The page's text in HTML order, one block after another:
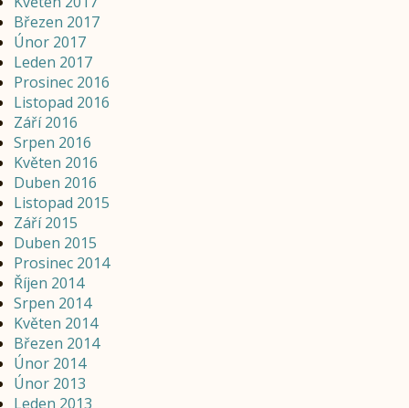
Březen 2017
Únor 2017
Leden 2017
Prosinec 2016
Listopad 2016
Září 2016
Srpen 2016
Květen 2016
Duben 2016
Listopad 2015
Září 2015
Duben 2015
Prosinec 2014
Říjen 2014
Srpen 2014
Květen 2014
Březen 2014
Únor 2014
Únor 2013
Leden 2013